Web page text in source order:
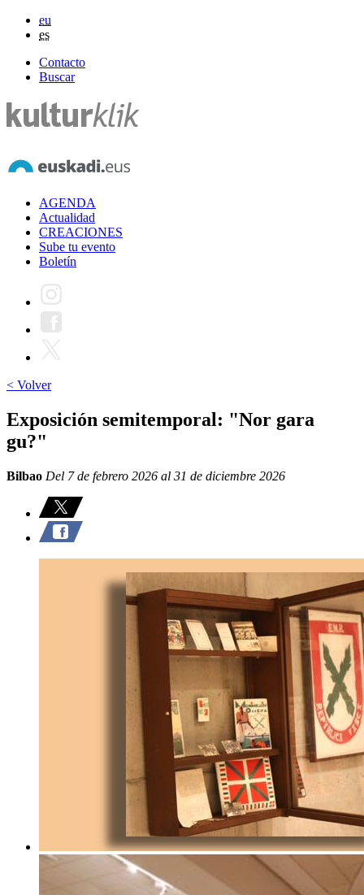
eu
es
Contacto
Buscar
AGENDA
Actualidad
CREACIONES
Sube tu evento
Boletín
< Volver
Exposición semitemporal: "Nor gara
gu?"
Bilbao Del 7 de febrero 2026 al 31 de diciembre 2026